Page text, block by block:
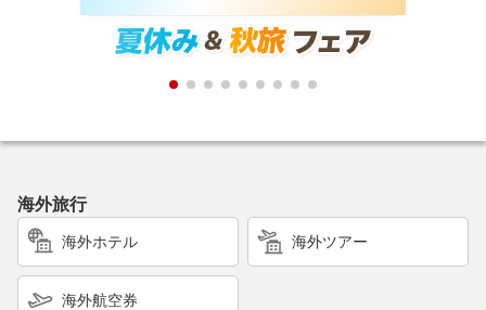
海外旅行
海外ホテル 海外ツアー
海外航空券